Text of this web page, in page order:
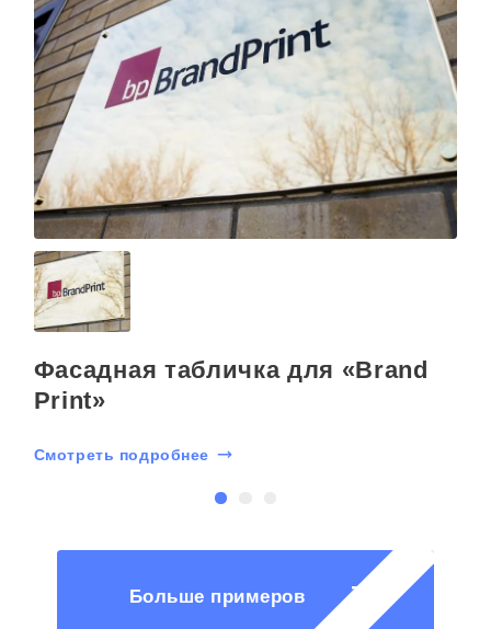
Фасадная табличка для «Brand
Print»
Смотреть подробнее
Больше примеров